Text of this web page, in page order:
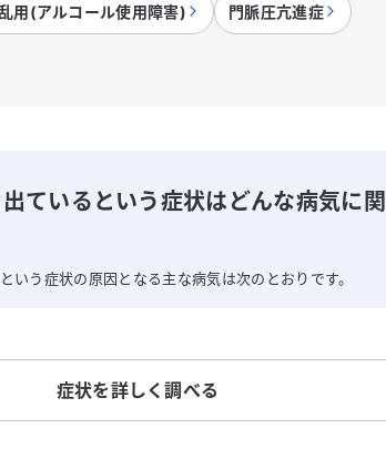
用(アルコール使用障害) 門脈圧亢進症
ているという症状はどんな病気に
という症状の原因となる主な病気は次のとおりです。
症状を詳しく調べる